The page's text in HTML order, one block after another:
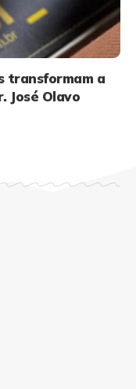
transformam a
José Olavo